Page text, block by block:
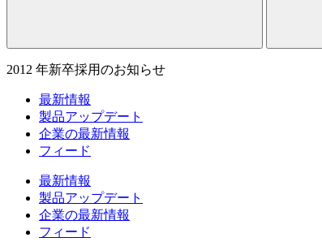
2012 年新卒採用のお知らせ
最新情報
製品アップデート
企業の最新情報
フィード
最新情報
製品アップデート
企業の最新情報
フィード